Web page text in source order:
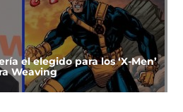
el elegido para los ‘X-Men’
Weaving